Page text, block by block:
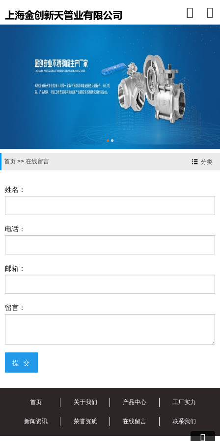


分类
首页 >> 在线留言
姓名：
电话：
邮箱：
留言：

首页 关于我们 产品中心 工厂实力
新闻资讯 荣誉资质 在线留言 联系我们